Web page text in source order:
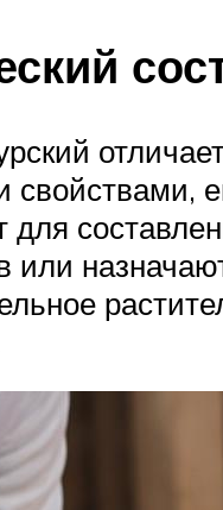
свойствами,
для
или